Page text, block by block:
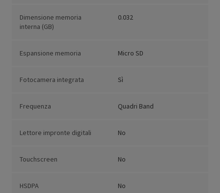
Dimensione memoria
interna (GB)
0.032
Espansione memoria Micro SD
Fotocamera integrata Sì
Frequenza Quadri Band
Lettore impronte digitali No
Touchscreen No
HSDPA No